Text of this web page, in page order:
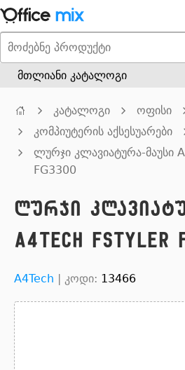
მთლიანი კატალოგი
კატალოგი ოფისი
კომპიუტერის აქსესუარები
ლურჯი კლავიატურა-მაუსი
FG3300
ლურჯი
A4Tech Fstyler
A4Tech | კოდი: 13466